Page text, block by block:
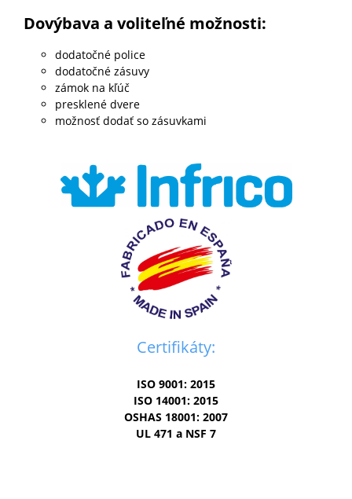
Dovýbava a voliteľné možnosti:
dodatočné police
dodatočné zásuvy
zámok na kľúč
presklené dvere
možnosť dodať so zásuvkami
Certifikáty:
ISO 9001: 2015
ISO 14001: 2015
OSHAS 18001: 2007
UL 471 a NSF 7